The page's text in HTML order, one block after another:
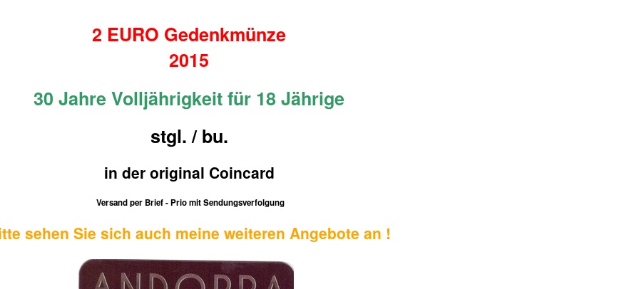
2 EURO Gedenkmünze
2015
30 Jahre Volljährigkeit für 18 Jährige
stgl. / bu.
in der original Coincard
Versand per Brief - Prio mit Sendungsverfolgung
sehen Sie sich auch meine weiteren Angebote an !